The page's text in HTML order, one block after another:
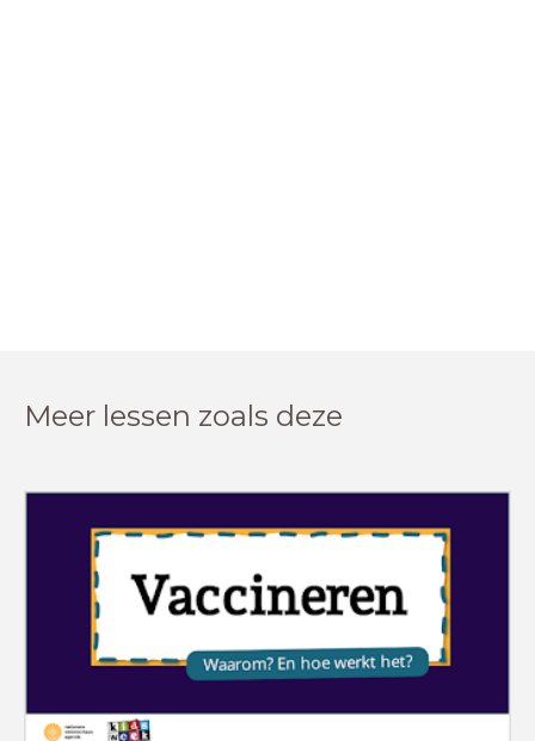
Meer lessen zoals deze